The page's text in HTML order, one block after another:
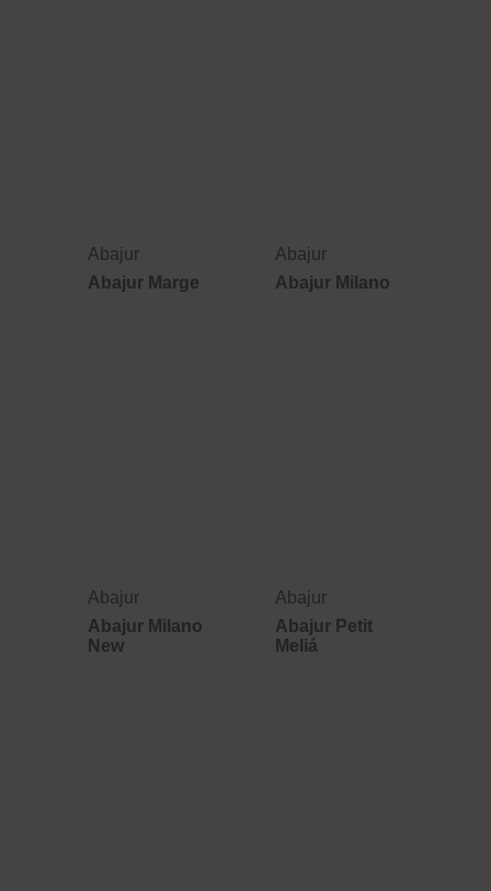
Abajur
Abajur Marge
Abajur
Abajur Milano
Abajur
Abajur Milano
New
Abajur
Abajur Petit
Meliá